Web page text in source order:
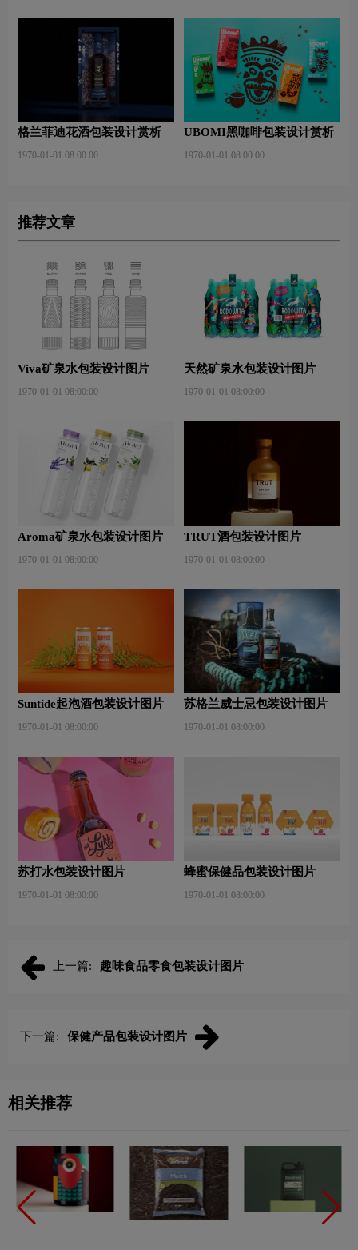
格兰菲迪花酒包装设计赏析
1970-01-01 08:00:00
UBOMI黑咖啡包装设计赏析
1970-01-01 08:00:00
推荐文章
Viva矿泉水包装设计图片
1970-01-01 08:00:00
天然矿泉水包装设计图片
1970-01-01 08:00:00
Aroma矿泉水包装设计图片
1970-01-01 08:00:00
TRUT酒包装设计图片
1970-01-01 08:00:00
Suntide起泡酒包装设计图片
1970-01-01 08:00:00
苏格兰威士忌包装设计图片
1970-01-01 08:00:00
苏打水包装设计图片
1970-01-01 08:00:00
蜂蜜保健品包装设计图片
1970-01-01 08:00:00
上一篇: 趣味食品零食包装设计图片
下一篇: 保健产品包装设计图片
相关推荐